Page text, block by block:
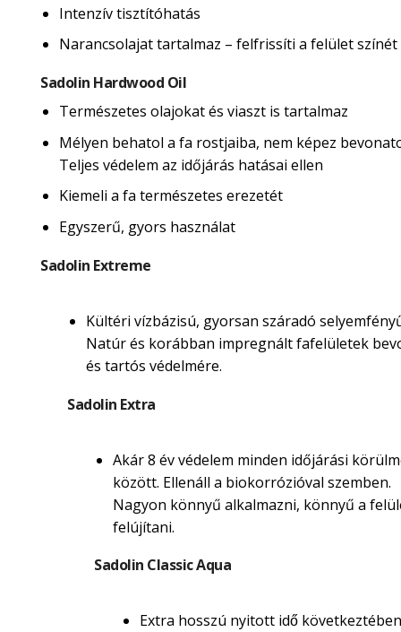
Intenzív tisztítóhatás
Narancsolajat tartalmaz – felfrissíti a felület színét
Sadolin Hardwood Oil
Természetes olajokat és viaszt is tartalmaz
Mélyen behatol a fa rostjaiba, nem képez
Teljes védelem az időjárás hatásai ellen
Kiemeli a fa természetes erezetét
Egyszerű, gyors használat
Sadolin Extreme
Kültéri vízbázisú, gyorsan száradó
Natúr és korábban impregnált fafelületek
és tartós védelmére.
Sadolin Extra
Akár 8 év védelem minden időjárási
között. Ellenáll a biokorrózióval szemben.
Nagyon könnyű alkalmazni, könnyű a
felújítani.
Sadolin Classic Aqua
Extra hosszú nyitott idő következtében